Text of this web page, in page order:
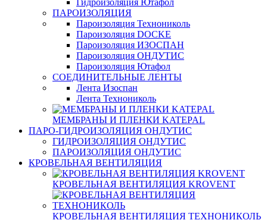
Гидроизоляция Ютафол
ПАРОИЗОЛЯЦИЯ
Пароизоляция Технониколь
Пароизоляция DOCKE
Пароизоляция ИЗОСПАН
Пароизоляция ОНДУТИС
Пароизоляция Ютафол
СОЕДИНИТЕЛЬНЫЕ ЛЕНТЫ
Лента Изоспан
Лента Технониколь
МЕМБРАНЫ И ПЛЕНКИ KATEPAL
ПАРО-ГИДРОИЗОЛЯЦИЯ ОНДУТИС
ГИДРОИЗОЛЯЦИЯ ОНДУТИС
ПАРОИЗОЛЯЦИЯ ОНДУТИС
КРОВЕЛЬНАЯ ВЕНТИЛЯЦИЯ
КРОВЕЛЬНАЯ ВЕНТИЛЯЦИЯ KROVENT
КРОВЕЛЬНАЯ ВЕНТИЛЯЦИЯ ТЕХНОНИКОЛЬ